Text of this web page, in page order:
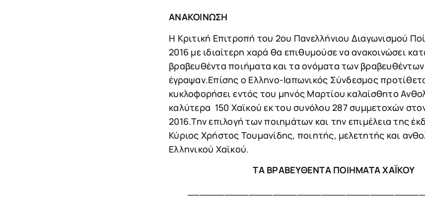
ΑΝΑΚΟΙΝΩΣΗ
Η Κριτική Επιτροπή του 2ου Πανελλήνιου Διαγωνισμού
2016 με ιδιαίτερη χαρά θα επιθυμούσε να ανακοινώσει
βραβευθέντα ποιήματα και τα ονόματα των
έγραψαν.Επίσης ο Ελληνο-Ιαπωνικός Σύνδεσμος
κυκλοφορήσει εντός του μηνός Μαρτίου καλαίσθητο
καλύτερα 150 Χαϊκού εκ του συνόλου 287 συμμετοχών
2016.Την επιλογή των ποιημάτων και την επιμέλεια της
Κύριος Χρήστος Τουμανίδης, ποιητής, μελετητής και
Ελληνικού Χαϊκού.
ΤΑ ΒΡΑΒΕΥΘΕΝΤΑ ΠΟΙΗΜΑΤΑ ΧΑΪΚΟΥ